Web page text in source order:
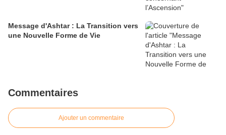
Message d'Ashtar : La Transition vers
une Nouvelle Forme de Vie
Commentaires
Ajouter un commentaire